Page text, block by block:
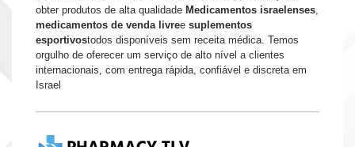
obter produtos de alta qualidade Medicamentos israelenses
medicamentos de venda livree suplementos
esportivostodos disponíveis sem receita médica. Temos
orgulho de oferecer um serviço de alto nível a clientes
internacionais, com entrega rápida, confiável e discreta em
Israel